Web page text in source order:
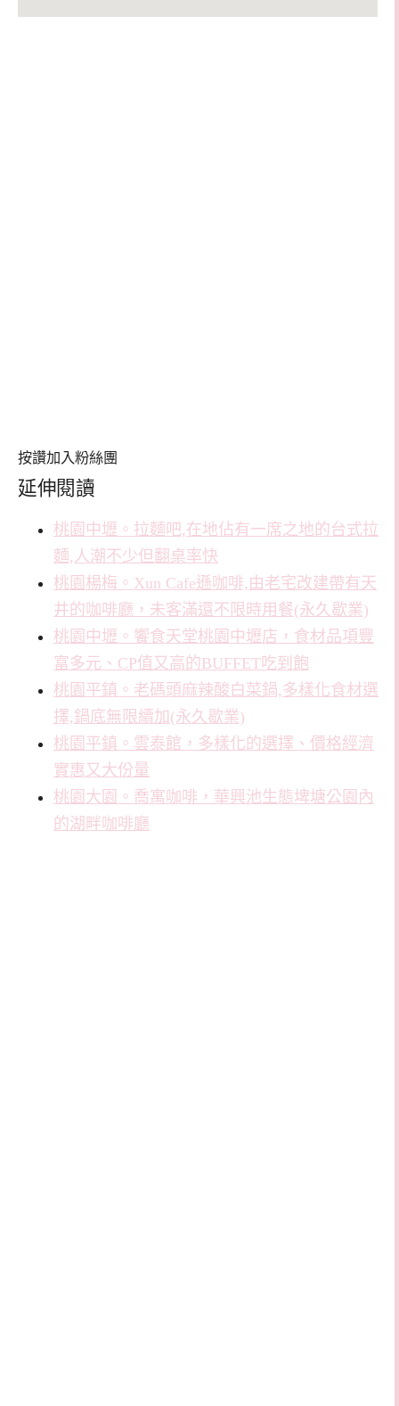
按讚加入粉絲團
延伸閱讀
桃園中壢。拉麵吧,在地佔有一席之地的台式拉
麵,人潮不少但翻桌率快
桃園楊梅。Xun Cafe遜咖啡,由老宅改建帶有天
井的咖啡廳，未客滿還不限時用餐(永久歇業)
桃園中壢。饗食天堂桃園中壢店，食材品項豐
富多元、CP值又高的BUFFET吃到飽
桃園平鎮。老碼頭麻辣酸白菜鍋,多樣化食材選
擇,鍋底無限續加(永久歇業)
桃園平鎮。雲泰館，多樣化的選擇、價格經濟
實惠又大份量
桃園大園。喬寓咖啡，華興池生態埤塘公園內
的湖畔咖啡廳